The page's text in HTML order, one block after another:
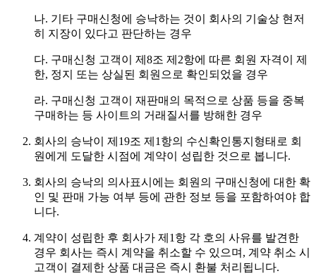
나. 기타 구매신청에 승낙하는 것이 회사의 기술상 현저
히 지장이 있다고 판단하는 경우
다. 구매신청 고객이 제8조 제2항에 따른 회원 자격이 제
한, 정지 또는 상실된 회원으로 확인되었을 경우
라. 구매신청 고객이 재판매의 목적으로 상품 등을 중복
구매하는 등 사이트의 거래질서를 방해한 경우
회사의 승낙이 제19조 제1항의 수신확인통지형태로 회
원에게 도달한 시점에 계약이 성립한 것으로 봅니다.
회사의 승낙의 의사표시에는 회원의 구매신청에 대한 확
인 및 판매 가능 여부 등에 관한 정보 등을 포함하여야 합
니다.
계약이 성립한 후 회사가 제1항 각 호의 사유를 발견한
경우 회사는 즉시 계약을 취소할 수 있으며, 계약 취소 시
고객이 결제한 상품 대금은 즉시 환불 처리됩니다.